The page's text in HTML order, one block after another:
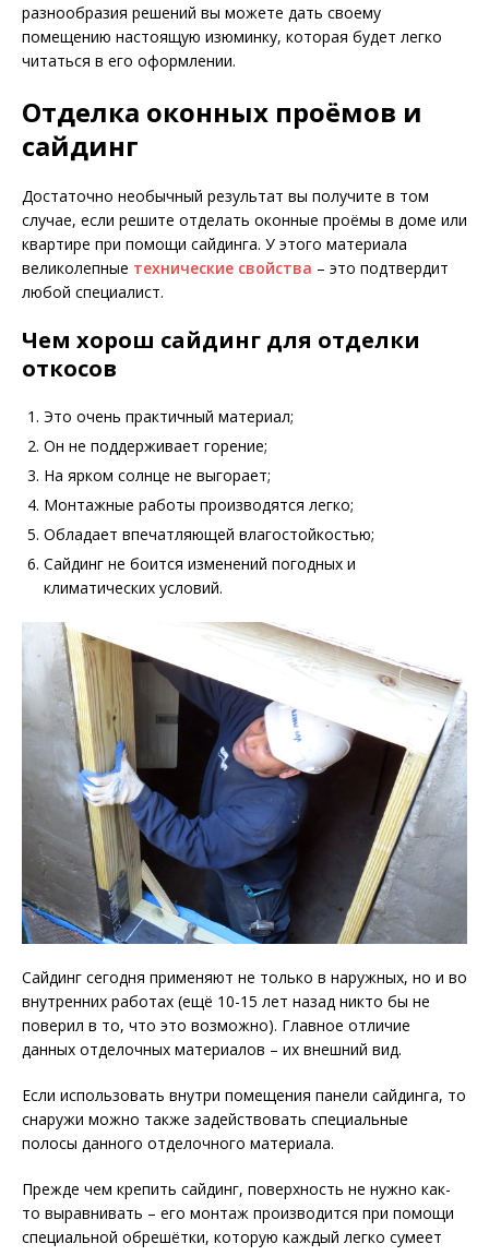
разнообразия решений вы можете дать своему
помещению настоящую изюминку, которая будет легко
читаться в его оформлении.
Отделка оконных проёмов и
сайдинг
Достаточно необычный результат вы получите в том
случае, если решите отделать оконные проёмы в доме или
квартире при помощи сайдинга. У этого материала
великолепные технические свойства – это подтвердит
любой специалист.
Чем хорош сайдинг для отделки
откосов
Это очень практичный материал;
Он не поддерживает горение;
На ярком солнце не выгорает;
Монтажные работы производятся легко;
Обладает впечатляющей влагостойкостью;
Сайдинг не боится изменений погодных и
климатических условий.
Сайдинг сегодня применяют не только в наружных, но и во
внутренних работах (ещё 10-15 лет назад никто бы не
поверил в то, что это возможно). Главное отличие
данных отделочных материалов – их внешний вид.
Если использовать внутри помещения панели сайдинга, то
снаружи можно также задействовать специальные
полосы данного отделочного материала.
Прежде чем крепить сайдинг, поверхность не нужно как-
то выравнивать – его монтаж производится при помощи
специальной обрешётки, которую каждый легко сумеет